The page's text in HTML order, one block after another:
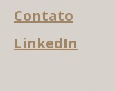
Contato
LinkedIn